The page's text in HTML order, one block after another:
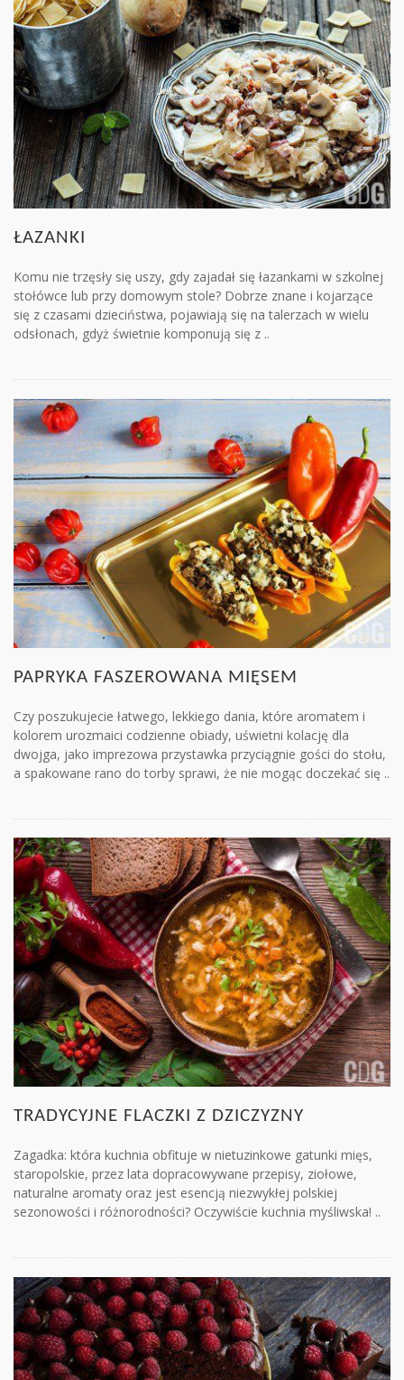
ŁAZANKI
Komu nie trzęsły się uszy, gdy zajadał się łazankami w szkolnej
stołówce lub przy domowym stole? Dobrze znane i kojarzące
się z czasami dzieciństwa, pojawiają się na talerzach w wielu
odsłonach, gdyż świetnie komponują się z ..
PAPRYKA FASZEROWANA MIĘSEM
Czy poszukujecie łatwego, lekkiego dania, które aromatem i
kolorem urozmaici codzienne obiady, uświetni kolację dla
dwojga, jako imprezowa przystawka przyciągnie gości do stołu,
a spakowane rano do torby sprawi, że nie mogąc doczekać się ..
TRADYCYJNE FLACZKI Z DZICZYZNY
Zagadka: która kuchnia obfituje w nietuzinkowe gatunki mięs,
staropolskie, przez lata dopracowywane przepisy, ziołowe,
naturalne aromaty oraz jest esencją niezwykłej polskiej
sezonowości i różnorodności? Oczywiście kuchnia myśliwska! ..